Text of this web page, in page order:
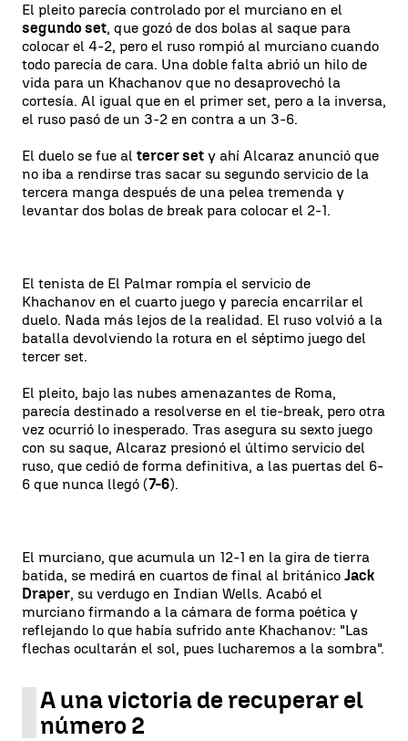
El pleito parecía controlado por el murciano en el
segundo set, que gozó de dos bolas al saque para
colocar el 4-2, pero el ruso rompió al murciano cuando
todo parecía de cara. Una doble falta abrió un hilo de
vida para un Khachanov que no desaprovechó la
cortesía. Al igual que en el primer set, pero a la inversa,
el ruso pasó de un 3-2 en contra a un 3-6.
El duelo se fue al tercer set y ahí Alcaraz anunció que
no iba a rendirse tras sacar su segundo servicio de la
tercera manga después de una pelea tremenda y
levantar dos bolas de break para colocar el 2-1.
El tenista de El Palmar rompía el servicio de
Khachanov en el cuarto juego y parecía encarrilar el
duelo. Nada más lejos de la realidad. El ruso volvió a la
batalla devolviendo la rotura en el séptimo juego del
tercer set.
El pleito, bajo las nubes amenazantes de Roma,
parecía destinado a resolverse en el tie-break, pero otra
vez ocurrió lo inesperado. Tras asegura su sexto juego
con su saque, Alcaraz presionó el último servicio del
ruso, que cedió de forma definitiva, a las puertas del 6-
6 que nunca llegó (7-6).
El murciano, que acumula un 12-1 en la gira de tierra
batida, se medirá en cuartos de final al británico Jack
Draper, su verdugo en Indian Wells. Acabó el
murciano firmando a la cámara de forma poética y
reflejando lo que había sufrido ante Khachanov: "Las
flechas ocultarán el sol, pues lucharemos a la sombra".
A una victoria de recuperar el
número 2